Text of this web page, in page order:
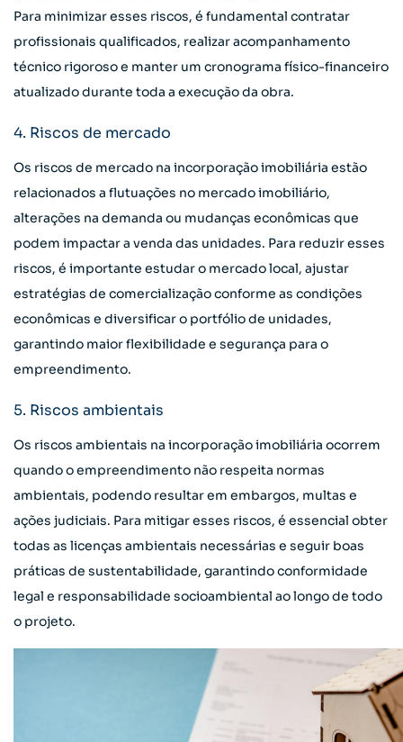
Para minimizar esses riscos, é fundamental contratar
profissionais qualificados, realizar acompanhamento
técnico rigoroso e manter um cronograma físico-financeiro
atualizado durante toda a execução da obra.
4. Riscos de mercado
Os riscos de mercado na incorporação imobiliária estão
relacionados a flutuações no mercado imobiliário,
alterações na demanda ou mudanças econômicas que
podem impactar a venda das unidades. Para reduzir esses
riscos, é importante estudar o mercado local, ajustar
estratégias de comercialização conforme as condições
econômicas e diversificar o portfólio de unidades,
garantindo maior flexibilidade e segurança para o
empreendimento.
5. Riscos ambientais
Os riscos ambientais na incorporação imobiliária ocorrem
quando o empreendimento não respeita normas
ambientais, podendo resultar em embargos, multas e
ações judiciais. Para mitigar esses riscos, é essencial obter
todas as licenças ambientais necessárias e seguir boas
práticas de sustentabilidade, garantindo conformidade
legal e responsabilidade socioambiental ao longo de todo
o projeto.